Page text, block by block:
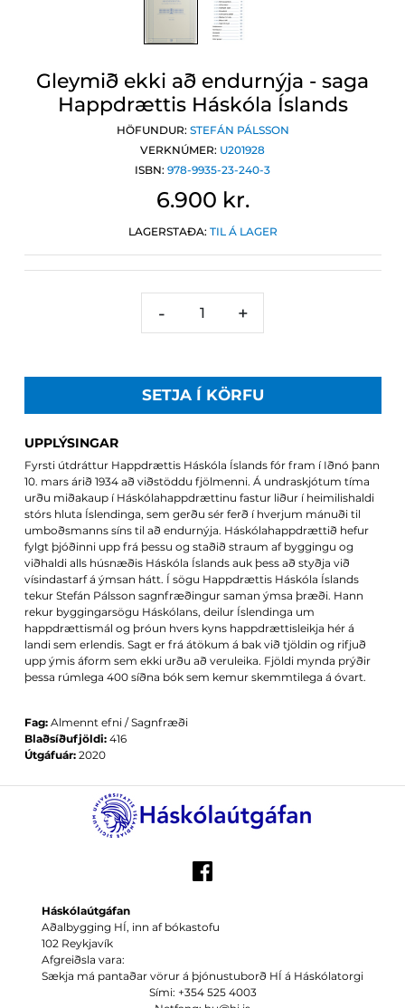
Gleymið ekki að endurnýja - saga
Happdrættis Háskóla Íslands
HÖFUNDUR: STEFÁN PÁLSSON
VERKNÚMER: U201928
ISBN: 978-9935-23-240-3
6.900 kr.
LAGERSTAÐA: TIL Á LAGER
- +
SETJA Í KÖRFU
UPPLÝSINGAR
Fyrsti útdráttur Happdrættis Háskóla Íslands fór fram í Iðnó þann
10. mars árið 1934 að viðstöddu fjölmenni. Á undraskjótum tíma
urðu miðakaup í Háskólahappdrættinu fastur liður í heimilishaldi
stórs hluta Íslendinga, sem gerðu sér ferð í hverjum mánuði til
umboðsmanns síns til að endurnýja. Háskólahappdrættið hefur
fylgt þjóðinni upp frá þessu og staðið straum af byggingu og
viðhaldi alls húsnæðis Háskóla Íslands auk þess að styðja við
vísindastarf á ýmsan hátt. Í sögu Happdrættis Háskóla Íslands
tekur Stefán Pálsson sagnfræðingur saman ýmsa þræði. Hann
rekur byggingarsögu Háskólans, deilur Íslendinga um
happdrættismál og þróun hvers kyns happdrættisleikja hér á
landi sem erlendis. Sagt er frá átökum á bak við tjöldin og rifjuð
upp ýmis áform sem ekki urðu að veruleika. Fjöldi mynda prýðir
þessa rúmlega 400 síðna bók sem kemur skemmtilega á óvart.
Fag: Almennt efni / Sagnfræði
Blaðsíðufjöldi: 416
Útgáfuár: 2020
Háskólaútgáfan
Aðalbygging HÍ, inn af bókastofu
102 Reykjavík
Afgreiðsla vara:
Sækja má pantaðar vörur á þjónustuborð HÍ á Háskólatorgi
Sími: +354 525 4003